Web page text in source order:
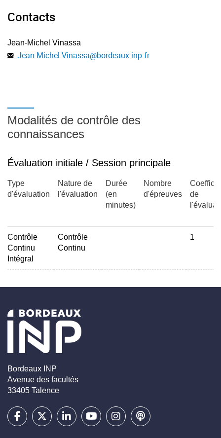
Contacts
Jean-Michel Vinassa
Jean-Michel.Vinassa@bordeaux-inp.fr
Modalités de contrôle des
connaissances
Évaluation initiale / Session principale
Type
d'évaluation
Nature de
l'évaluation
Durée
(en
minutes)
Nombre
d'épreuves
de
Contrôle
Continu
Intégral
Contrôle
Continu
1
Bordeaux INP
Avenue des facultés
33405 Talence